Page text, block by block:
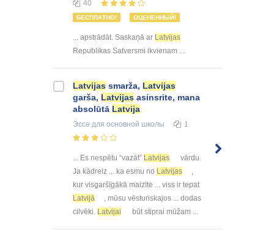
40
БЕСПЛАТНО! ОЦЕНЕННЫЙ!
... apstrādāt. Saskaņā ar Latvijas
Republikas Satversmi ikvienam ...
Latvijas smarža, Latvijas
garša, Latvijas asinsrite, mana
absolūtā Latvija
Эссе для основной школы 1
... Es nespētu “vazāt” Latvijas
vārdu.
Ja kādreiz ... ka esmu no Latvijas
kur visgaršīgākā maizīte ... viss ir tepat
Latvijā
, mūsu vēsturiskajos ... dodas
cilvēki. Latvijai būt stiprai mūžam ...